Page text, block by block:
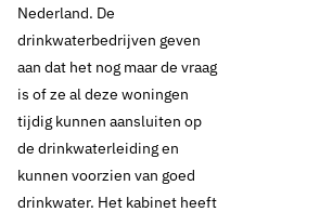
Nederland. De
drinkwaterbedrijven geven
aan dat het nog maar de vraag
is of ze al deze woningen
tijdig kunnen aansluiten op
de drinkwaterleiding en
kunnen voorzien van goed
drinkwater. Het kabinet heeft